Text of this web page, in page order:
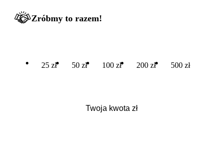
Zróbmy to razem!
25 zł 50 zł 100 zł 200 zł 500 zł